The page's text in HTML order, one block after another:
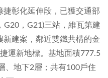
彰化延伸段，已獲交通部
G20，G21)三站，維瓦第建
建案，鄰近雙鐵共構的金
運新地標。基地面積777.5
、地下2層；共有100戶住